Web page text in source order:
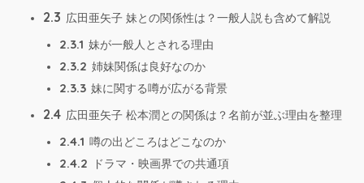
2.3 広田亜矢子 妹との関係性は？一般人説も含めて解説
2.3.1 妹が一般人とされる理由
2.3.2 姉妹関係は良好なのか
2.3.3 妹に関する噂が広がる背景
2.4 広田亜矢子 松本潤との関係は？名前が並ぶ理由を整理
2.4.1 噂の出どころはどこなのか
2.4.2 ドラマ・映画界での共通項